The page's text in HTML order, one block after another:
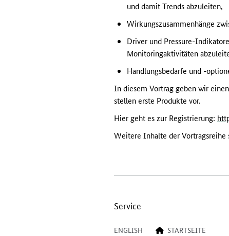
und damit Trends abzuleiten,
Wirkungszusammenhänge
Driver und Pressure-
Monitoringaktivitäten
Handlungsbedarfe und -
In diesem Vortrag geben wir
stellen erste Produkte vor.
Hier geht es zur Registrierung:
Weitere Inhalte der
Service
ENGLISH STARTSEITE